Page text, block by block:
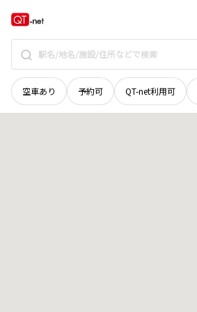
空車あり 予約可 QT-net利用可
京都府